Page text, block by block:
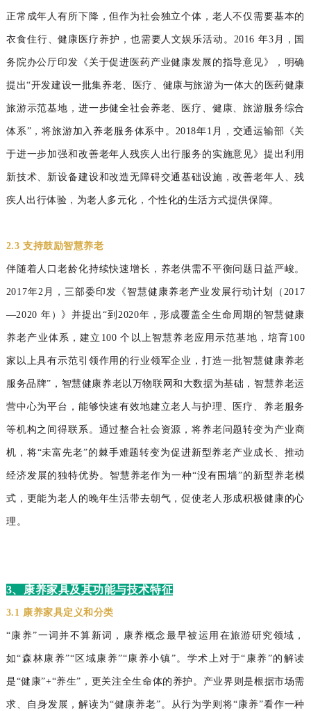
正常成年人有所下降，但作为社会独立个体，老人不仅需要基本的
衣食住行、健康医疗养护，也需要人文娱乐活动。2016 年3月，国
务院办公厅印发《关于促进医药产业健康发展的指导意见》，明确
提出“开发建设一批集养老、医疗、健康与旅游为一体大的医药健康
旅游示范基地，进一步健全社会养老、医疗、健康、旅游服务综合
体系”，将旅游加入养老服务体系中。2018年1月，交通运输部《关
于进一步加强和改善老年人残疾人出行服务的实施意见》提出利用
新技术、新设备建设和改造无障碍交通基础设施，改善老年人、残
疾人出行体验，为老人多元化，个性化的生活方式提供保障。
2.3 支持鼓励智慧养老
伴随着人口老龄化持续快速增长，养老供需不平衡问题日益严峻。
2017年2月，三部委印发《智慧健康养老产业发展行动计划（2017
—2020 年）》并提出“到2020年，形成覆盖全生命周期的智慧健康
养老产业体系，建立 100 个以上智慧养老应用示范基地，培育 100
家以上具有示范引领作用的行业领军企业，打造一批智慧健康养老
服务品牌”，智慧健康养老以万物联网和大数据为基础，智慧养老运
营中心为平台，能够快速有效地建立老人与护理、医疗、 养老服务
等机构之间得联系。 通过整合社会资源，将养老问题转变为产业商
机，将“未富先老”的棘手难题转变为促进新型养老产业成长、推动
经济发展的独特优势。 智慧养老作为一种“没有围墙”的新型养老模
式，更能为老人的晚年生活带去朝 气，促使老人形成积极健康的心
理 。
3、康养家具及其功能与技术特征
3.1 康养家具定义和分类
“康养”一词并不算新词，康养概念最早被运用在旅游研究领域，
如“森林康养”“区域康养”“康养小镇”。学术上对于“康养”的解读
是“健康”+“养生”，更关注全生命体的养护。产业界则是根据市场需
求、自身发展，解读为“健康养老”。从行为学则将“康养”看作一种